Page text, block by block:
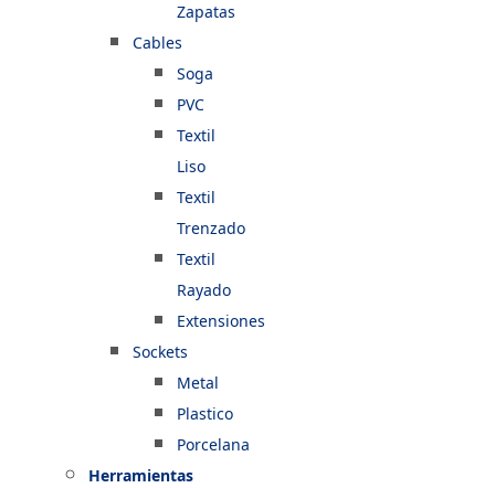
Zapatas
Cables
Soga
PVC
Textil
Liso
Textil
Trenzado
Textil
Rayado
Extensiones
Sockets
Metal
Plastico
Porcelana
Herramientas